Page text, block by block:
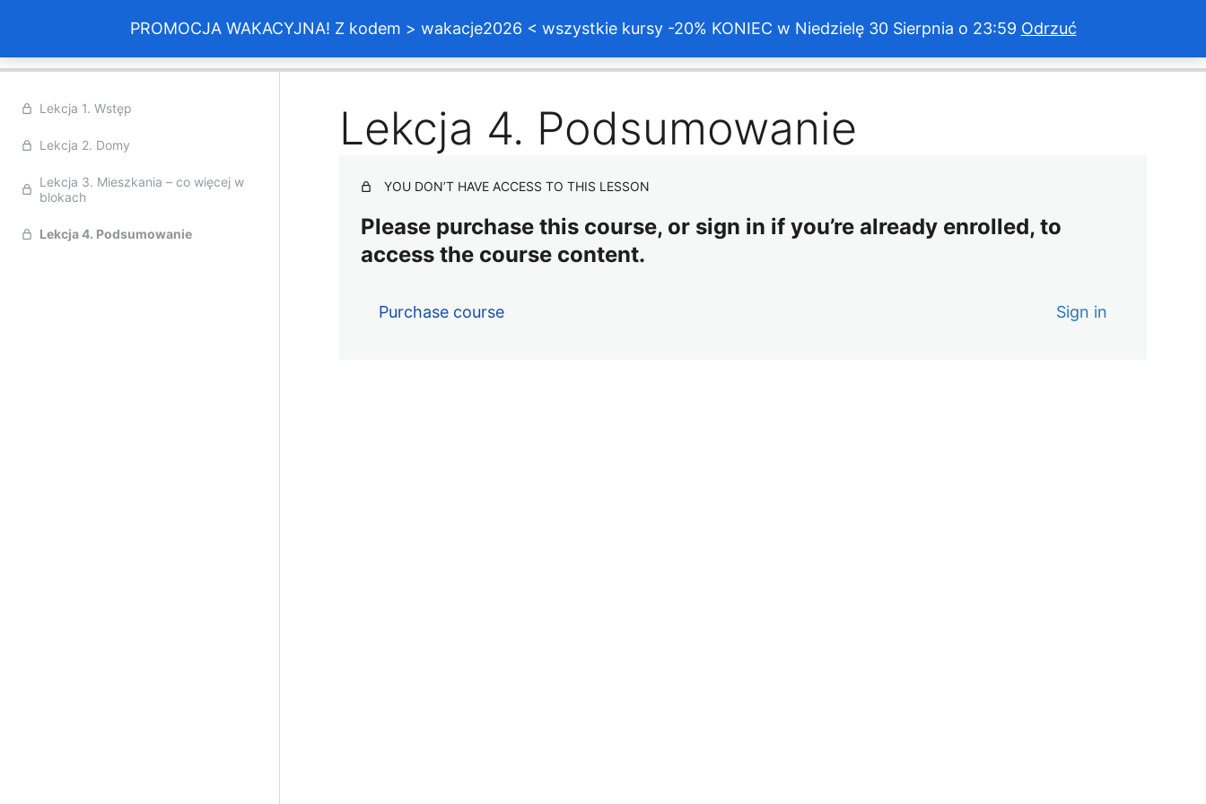
PROMOCJA WAKACYJNA! Z kodem > wakacje2026 < wszystkie kursy -20% KONIEC w Niedzielę 30 Sierpnia o 23:59 Odrzuć
Jak wykonać dokumentację fotograficzną Ukończono 0 z 4 lekcji (0%)
Lekcja 1. Wstęp
Lekcja 2. Domy
Lekcja 3. Mieszkania – co więcej w
blokach
Lekcja 4. Podsumowanie
Lekcja 4. Podsumowanie
YOU DON’T HAVE ACCESS TO THIS LESSON
Please purchase this course, or sign in if you’re already enrolled, to
access the course content.
Purchase course Sign in